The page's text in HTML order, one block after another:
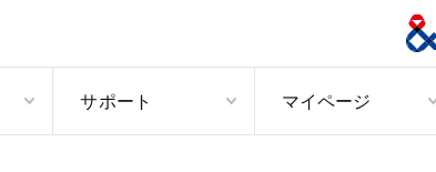
サポート マイページ